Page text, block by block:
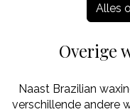
Alles
Overige
Naast Brazilian
verschillende andere